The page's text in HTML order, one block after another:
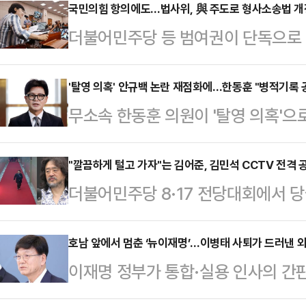
다.이 대통령은 8일(현지시간) 스
제 정세가 매우 불안정한 상태"라
극복하기에 제한적인 이럴 때일수
한민국과 노르웨이는 경제, 산업,
관계로 발전하고 있다"며 "앞으로
이 있게 논의하자…
국민의힘 항의에도…법사위, 與 주도로 형사소송법
더불어민주당 등 범여권이 단독으
사권 폐지를 골자로 한 형사소송법
회에 회부했다. 8·17 전당대회 이
자 단독 원 구성에 항의하며 국회
의장을 찾아 "권력 비호 입법"이라
당 등 범여권은 8일 국회에서 법제
수사권 폐지를 골자로 한 김용민 민
동 발의한 형사소송법 개정안 등…
'탈영 의혹' 안규백 논란 재점화에…한동훈 "병적기록
무소속 한동훈 의원이 '탈영 의혹'
방부 장관을 향해 병적기록을 공개
스북에 "대한민국 국방부 장관이
가 알고도 임명했거나, 간과한 것이
단"이라고 일갈했다.이어 "병적기
"다른 장관이라면 프라이버시 운운
시 공개해야 한다"고 목소리를 높
정에서 방위병 복무 당시…
"깔끔하게 털고 가자"는 김어준, 김민석 CCTV 전격
더불어민주당 8·17 전당대회에서
친여 성향 유튜버 김어준의 방송에
구 결의안 표결에 참여하지 못한 경
'김어준의 겸손은 힘들다 뉴스공장'
논란을 정리할 필요가 있다며 "감기
호남 앞에서 멈춘 ‘뉴이재명’…이병태 사퇴가 드러낸
이재명 정부가 통합·실용 인사의
만에 물러났다. 배재고 야구부의